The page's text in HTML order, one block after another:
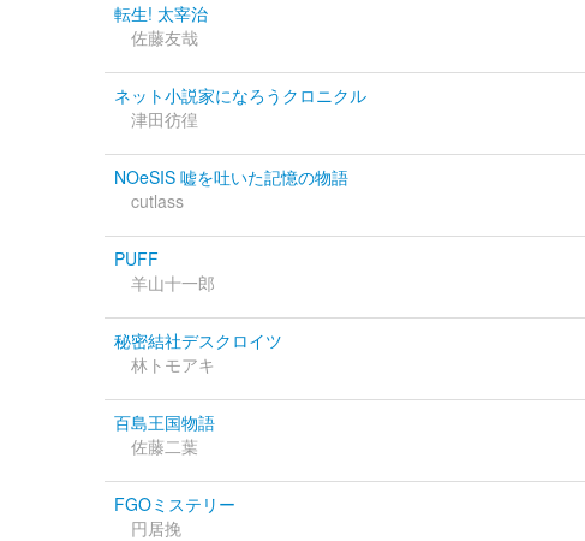
転生! 太宰治
佐藤友哉
ネット小説家になろうクロニクル
津田彷徨
NOeSIS 嘘を吐いた記憶の物語
cutlass
PUFF
羊山十一郎
秘密結社デスクロイツ
林トモアキ
百島王国物語
佐藤二葉
FGOミステリー
円居挽